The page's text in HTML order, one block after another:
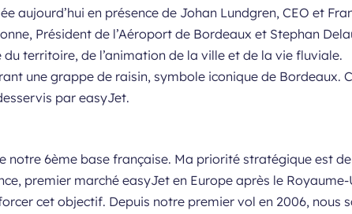
aujourd’hui en présence de Johan Lundgren, CEO et
Président de l’Aéroport de Bordeaux et Stephan
territoire, de l’animation de la ville et de la vie fluviale.
une grappe de raisin, symbole iconique de Bordeaux.
par easyJet.
notre 6ème base française. Ma priorité stratégique est
premier marché easyJet en Europe après le Royaume-
cet objectif. Depuis notre premier vol en 2006, nous